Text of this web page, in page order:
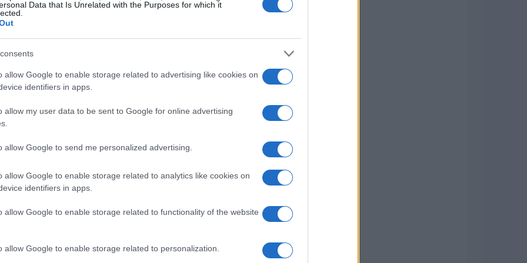
Data that Is Unrelated with the Purposes for which it
allow Google to enable storage related to advertising like cookies on
identifiers in apps.
allow my user data to be sent to Google for online advertising
allow Google to send me personalized advertising.
allow Google to enable storage related to analytics like cookies on
identifiers in apps.
allow Google to enable storage related to functionality of the website
allow Google to enable storage related to personalization.
tecnologico, è fondamentale considerare la
La protezione di tali diritti è cruciale per le
competitivo nel mercato. Le PMI
come strumento per valorizzare le loro